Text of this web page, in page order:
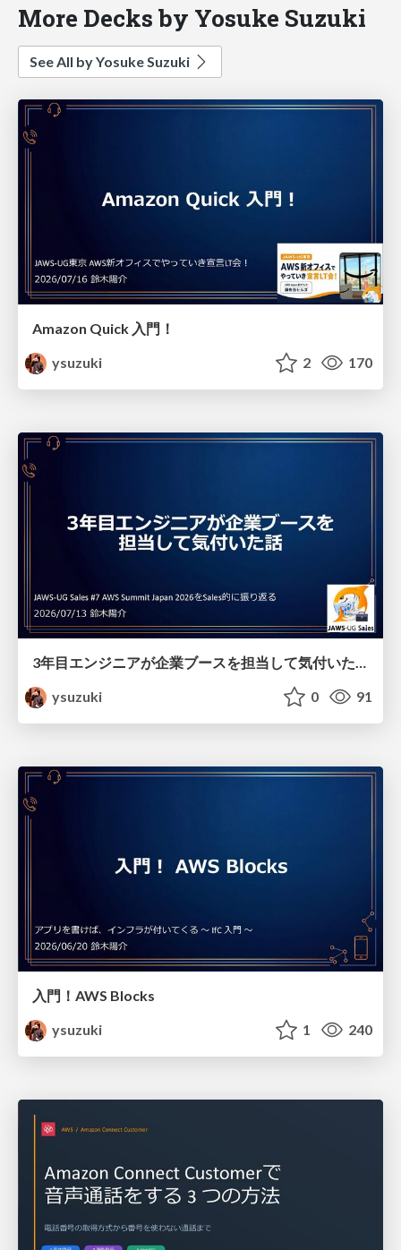
More Decks by Yosuke Suzuki
See All by Yosuke Suzuki
Amazon Quick 入門！
ysuzuki
2 170
ysuzuki
0 91
入門！AWS Blocks
ysuzuki
1 240